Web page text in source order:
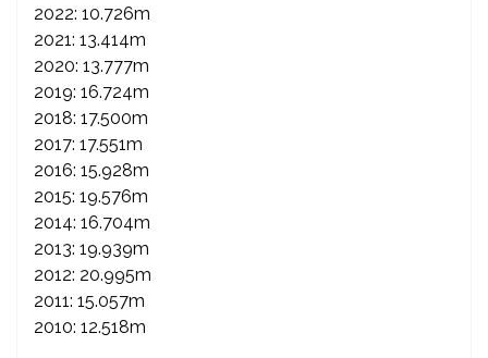
2022: 10.726m
2021: 13.414m
2020: 13.777m
2019: 16.724m
2018: 17.500m
2017: 17.551m
2016: 15.928m
2015: 19.576m
2014: 16.704m
2013: 19.939m
2012: 20.995m
2011: 15.057m
2010: 12.518m